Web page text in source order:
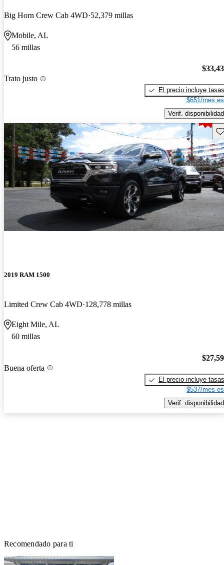
Big Horn Crew Cab 4WD 52,379 millas
Mobile, AL
56 millas
Trato justo
El precio incluye tasas
$651/mes
Verif. disponibilidad
2019 RAM 1500
Limited Crew Cab 4WD 128,778 millas
Eight Mile, AL
60 millas
Buena oferta
El precio incluye tasas
$537/mes
Verif. disponibilidad
Recomendado para ti